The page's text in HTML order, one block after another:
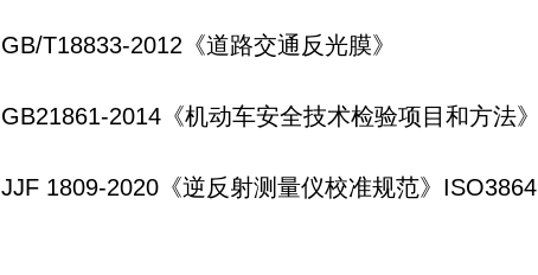
GB/T18833-2012《道路交通反光膜》
GB21861-2014《机动车安全技术检验项目和方法》
JJF 1809-2020《逆反射测量仪校准规范》ISO3864